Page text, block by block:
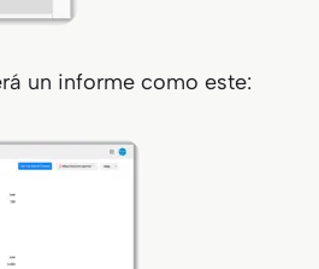
un informe como este: